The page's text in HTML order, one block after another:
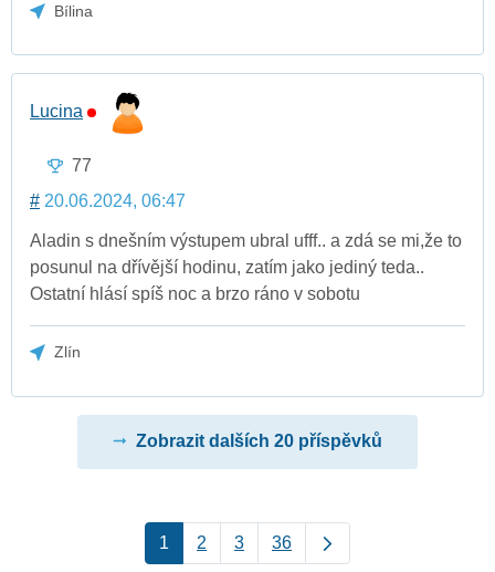
Bílina
Lucina
77
# 20.06.2024, 06:47
Aladin s dnešním výstupem ubral ufff.. a zdá se mi,že to
posunul na dřívější hodinu, zatím jako jediný teda..
Ostatní hlásí spíš noc a brzo ráno v sobotu
Zlín
Zobrazit dalších 20 příspěvků
1 2 3 36